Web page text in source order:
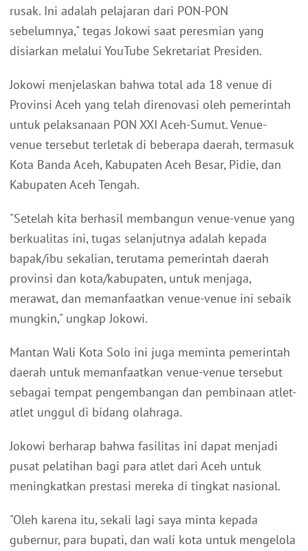
rusak. Ini adalah pelajaran dari PON-PON
sebelumnya," tegas Jokowi saat peresmian yang
disiarkan melalui YouTube Sekretariat Presiden.
Jokowi menjelaskan bahwa total ada 18 venue di
Provinsi Aceh yang telah direnovasi oleh pemerintah
untuk pelaksanaan PON XXI Aceh-Sumut. Venue-
venue tersebut terletak di beberapa daerah, termasuk
Kota Banda Aceh, Kabupaten Aceh Besar, Pidie, dan
Kabupaten Aceh Tengah.
"Setelah kita berhasil membangun venue-venue yang
berkualitas ini, tugas selanjutnya adalah kepada
bapak/ibu sekalian, terutama pemerintah daerah
provinsi dan kota/kabupaten, untuk menjaga,
merawat, dan memanfaatkan venue-venue ini sebaik
mungkin," ungkap Jokowi.
Mantan Wali Kota Solo ini juga meminta pemerintah
daerah untuk memanfaatkan venue-venue tersebut
sebagai tempat pengembangan dan pembinaan atlet-
atlet unggul di bidang olahraga.
Jokowi berharap bahwa fasilitas ini dapat menjadi
pusat pelatihan bagi para atlet dari Aceh untuk
meningkatkan prestasi mereka di tingkat nasional.
"Oleh karena itu, sekali lagi saya minta kepada
gubernur, para bupati, dan wali kota untuk mengelola